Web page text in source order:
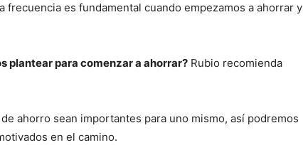
es fundamental cuando empezamos a ahorrar y
plantear para comenzar a ahorrar? Rubio recomienda
ahorro sean importantes para uno mismo, así podremos
en el camino.